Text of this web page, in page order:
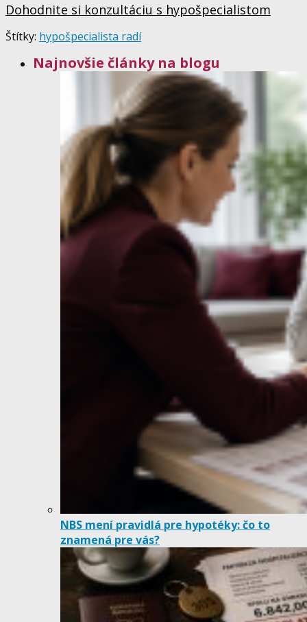
Dohodnite si konzultáciu s hypošpecialistom
Štítky: hypošpecialista radí
Najnovšie články na blogu
NBS mení pravidlá pre hypotéky: čo to
znamená pre vás?